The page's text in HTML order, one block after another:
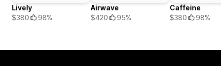
Lively
$380
98%
Airwave
$420
95%
Caffeine
$380
98%